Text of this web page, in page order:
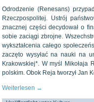
Odrodzenie (Renesans)
Rzeczpospolitej. Ustrój
znacznej części decydował o
sobie zaciągi zbrojne.
wykształcenia całego
zaczęto wysyłać na nauki na
Krakowskiej*. W myśl Mikołaja
polskim. Obok Reja tworzył Jan
Weiterlesen →